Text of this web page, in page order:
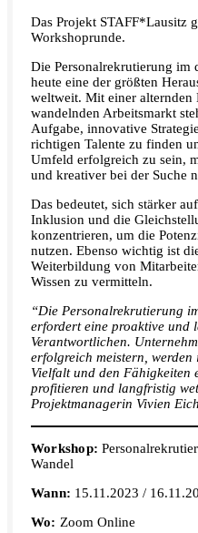
Das Projekt STAFF*Lausitz
Workshoprunde.
Die Personalrekrutierung im
heute eine der größten
weltweit. Mit einer alternden
wandelnden Arbeitsmarkt
Aufgabe, innovative
richtigen Talente zu finden
Umfeld erfolgreich zu sein,
und kreativer bei der Suche
Das bedeutet, sich stärker
Inklusion und die
konzentrieren, um die
nutzen. Ebenso wichtig ist
Weiterbildung von
Wissen zu vermitteln.
“Die Personalrekrutierung
erfordert eine proaktive und
Verantwortlichen.
erfolgreich meistern,
Vielfalt und den Fähigkeiten
profitieren und langfristig
Projektmanagerin Vivien
Workshop:
Wandel
Wann: 15.11.2023 /
Wo: Zoom Online